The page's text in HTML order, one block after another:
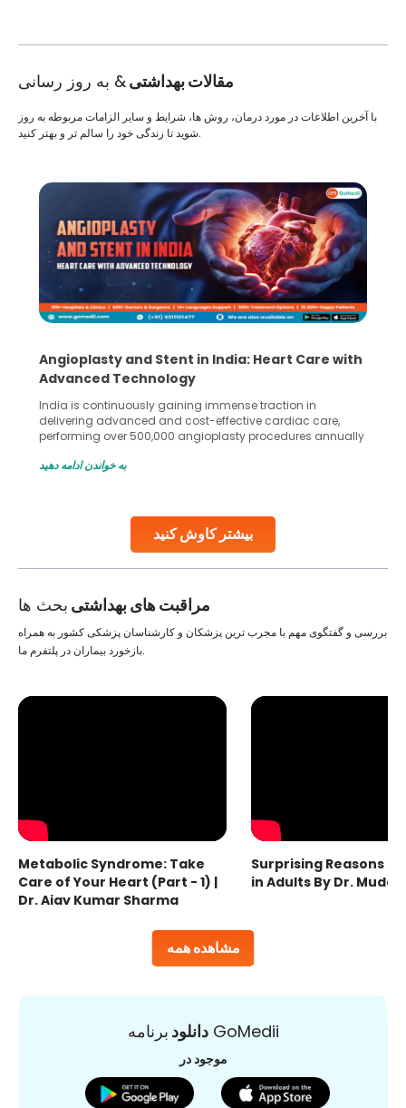
مقالات بهداشتی& به روز رسانی
بیشتر کاوش کنید
با آخرین اطلاعات در مورد درمان، روش ها، شرایط و سایر الزامات مربوطه به روز
شوید تا زندگی خود را سالم تر و بهتر کنید.
Angioplasty and Stent in India: Heart Care with
Advanced Technology
India is continuously gaining immense traction in
delivering advanced and cost-effective cardiac care,
performing over 500,000 angioplasty procedures annually
globe are searching for treatments like angioplasty and
Studies, such as one published
به خواندن ادامه دهید
مراقبت های بهداشتی بحث ها
مشاهده همه
بررسی و گفتگوی مهم با مجرب ترین پزشکان و کارشناسان پزشکی کشور به همراه
بازخورد بیماران در پلتفرم ما.
Metabolic Syndrome: Take
Care of Your Heart (Part - 1) |
Dr. Ajay Kumar Sharma
Surprising Reasons
in Adults By Dr.
دانلودبرنامه GoMedii
موجود در